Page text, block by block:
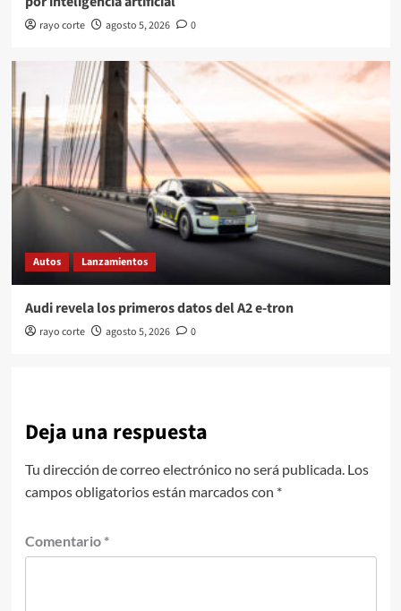
rayo corte agosto 5, 2026 0
Autos Lanzamientos
Audi revela los primeros datos del A2 e-tron
rayo corte agosto 5, 2026 0
Deja una respuesta
Tu dirección de correo electrónico no será publicada. Los
campos obligatorios están marcados con *
Comentario *